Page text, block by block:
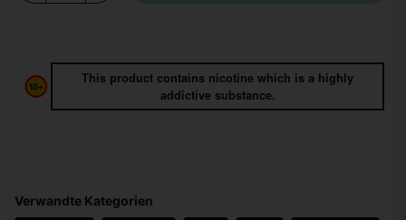
This product contains nicotine which is a highly
addictive substance.
Verwandte Kategorien